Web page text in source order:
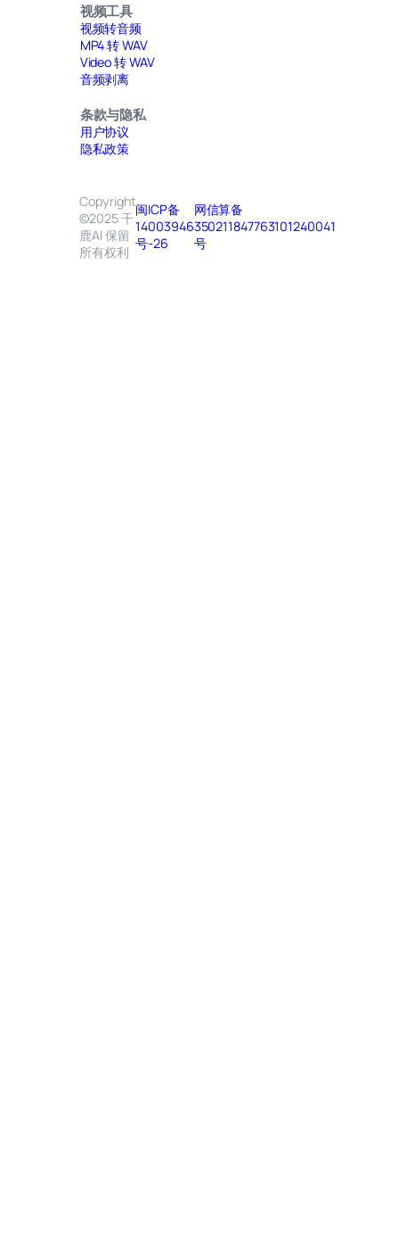
视频工具
视频转音频
MP4 转 WAV
Video 转 WAV
音频剥离
条款与隐私
用户协议
隐私政策
Copyright
©2025 千
鹿AI 保留
所有权利
闽ICP备
14003946
号-26
网信算备
350211847763101240041
号